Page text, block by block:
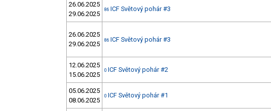
26.06.2025
29.06.2025
86 ICF Světový pohár #3
26.06.2025
29.06.2025
86 ICF Světový pohár #3
12.06.2025
15.06.2025
0 ICF Světový pohár #2
05.06.2025
08.06.2025
0 ICF Světový pohár #1